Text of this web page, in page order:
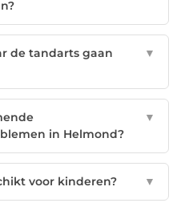
de tandarts gaan
▼
in Helmond?
▼
voor kinderen? ▼